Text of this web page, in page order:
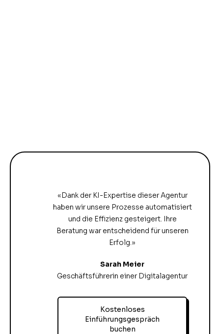
«Dank der KI-Expertise dieser Agentur
haben wir unsere Prozesse automatisiert
und die Effizienz gesteigert. Ihre
Beratung war entscheidend für unseren
Erfolg.»
Sarah Meier
Geschäftsführerin einer Digitalagentur
Kostenloses
Einführungsgespräch
buchen